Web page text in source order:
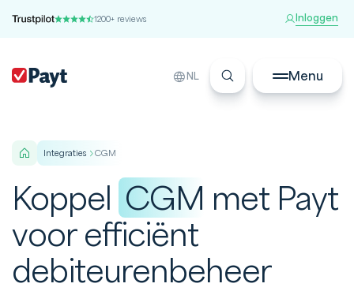
1200+ reviews Inloggen
NL Menu
integraties CGM
Koppel CGM met Payt
voor efficiënt
debiteurenbeheer